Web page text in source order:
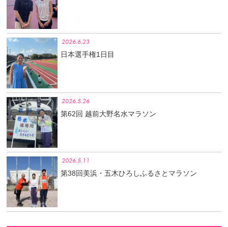
2026.6.23
日本選手権1日目
2026.5.26
第62回 越前大野名水マラソン
2026.5.11
第38回美浜・五木ひろしふるさとマラソン